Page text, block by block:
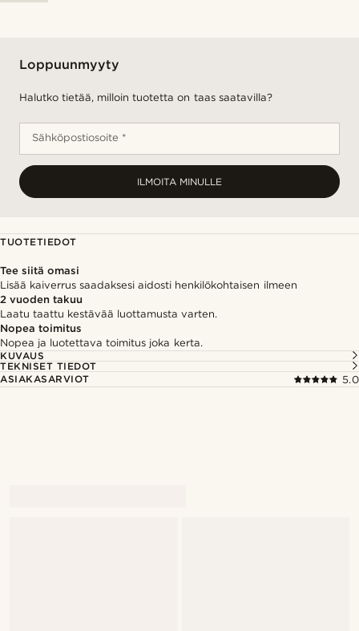
Loppuunmyyty
Halutko tietää, milloin tuotetta on taas saatavilla?
Sähköpostiosoite *
ILMOITA MINULLE
TUOTETIEDOT
Tee siitä omasi
Lisää kaiverrus saadaksesi aidosti henkilökohtaisen ilmeen
2 vuoden takuu
Laatu taattu kestävää luottamusta varten.
Nopea toimitus
Nopea ja luotettava toimitus joka kerta.
KUVAUS
TEKNISET TIEDOT
ASIAKASARVIOT
5.0